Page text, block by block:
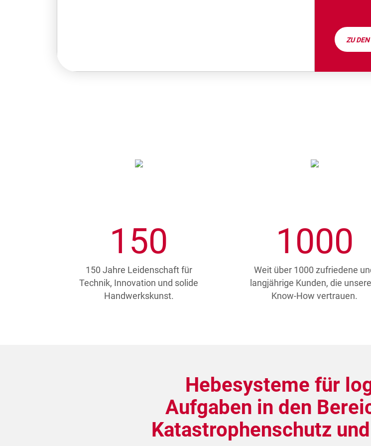
ZU
150
150 Jahre Leidenschaft für
Technik, Innovation und solide
Handwerkskunst.
1000
Weit über 1000 zufriedene
langjährige Kunden, die
Know-How vertrauen.
Hebesysteme für
Aufgaben in den
Katastrophenschutz